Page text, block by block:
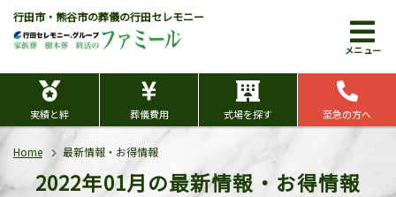
行田市・熊谷市の葬儀の行田セレモニー
メニュー
実績と絆 葬儀費用 式場を探す 至急の方へ
Home 最新情報・お得情報
2022年01月の最新情報・お得情報